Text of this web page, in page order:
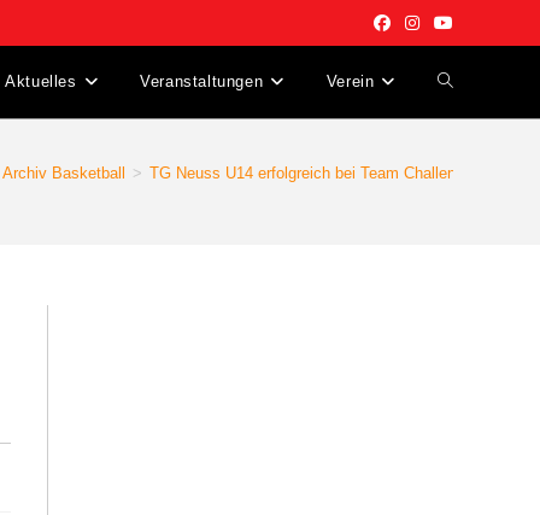
Aktuelles Veranstaltungen Verein Website-
Archiv Basketball > TG Neuss U14 erfolgreich bei Team Challenge des